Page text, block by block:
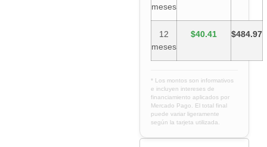
meses
12
meses
$40.41 $484.97
* Los montos son informativos
e incluyen intereses de
financiamiento aplicados por
Mercado Pago. El total final
puede variar ligeramente
según la tarjeta utilizada.